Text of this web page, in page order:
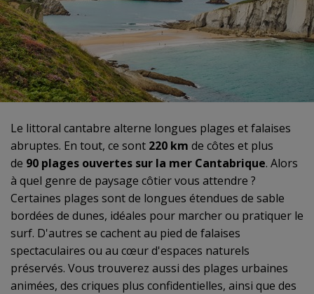
Le littoral cantabre alterne longues plages et falaises
abruptes. En tout, ce sont 220 km de côtes et plus
de 90 plages ouvertes sur la mer Cantabrique. Alors
à quel genre de paysage côtier vous attendre ?
Certaines plages sont de longues étendues de sable
bordées de dunes, idéales pour marcher ou pratiquer le
surf. D'autres se cachent au pied de falaises
spectaculaires ou au cœur d'espaces naturels
préservés. Vous trouverez aussi des plages urbaines
animées, des criques plus confidentielles, ainsi que des